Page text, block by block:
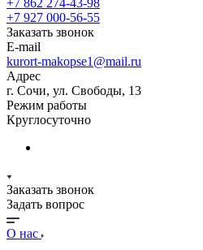
+7 862 274-43-98
+7 927 000-56-55
Заказать звонок
E-mail
kurort-makopse1@mail.ru
Адрес
г. Сочи, ул. Свободы, 13
Режим работы
Круглосуточно
Заказать звонок
Задать вопрос
О нас